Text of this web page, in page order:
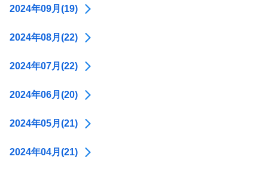
2024年09月(19)
2024年08月(22)
2024年07月(22)
2024年06月(20)
2024年05月(21)
2024年04月(21)